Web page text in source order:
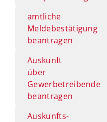
amtliche
Meldebestätigung
beantragen
Auskunft
über
Gewerbetreibende
beantragen
Auskunfts-